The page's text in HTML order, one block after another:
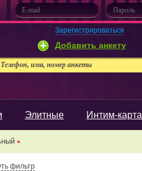
Зарегистрироваться
Добавить анкету
Телефон, имя, номер анкеты
Элитные Интим-карта
❌
фильтр